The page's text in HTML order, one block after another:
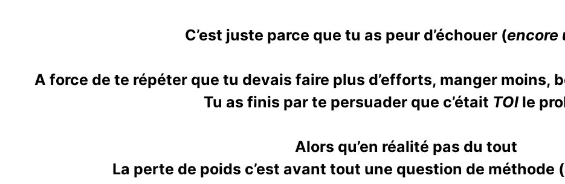
C’est juste parce que tu as peur d’échouer (encore
A force de te répéter que tu devais faire plus d’efforts, manger moins,
Tu as finis par te persuader que c’était TOI le
Alors qu’en réalité pas du tout
La perte de poids c’est avant tout une question de méthode (